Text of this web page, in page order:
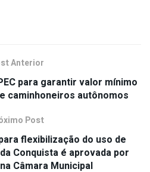
Anterior
para garantir valor mínimo
caminhoneiros autônomos
Post
flexibilização do uso de
Conquista é aprovada por
Câmara Municipal